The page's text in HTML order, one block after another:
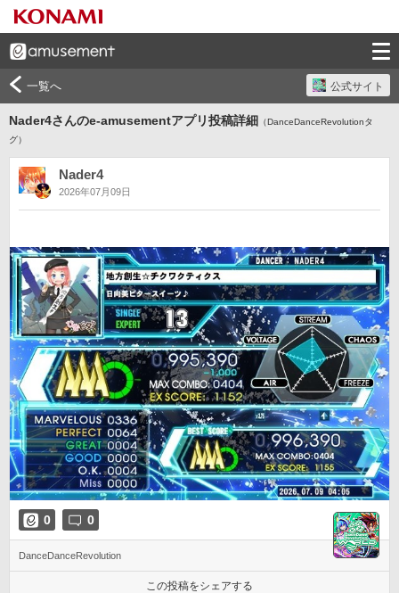
一覧へ 公式サイト
Nader4さんのe-amusementアプリ投稿詳細 （DanceDanceRevolutionタ
グ）
Nader4
2026年07月09日
0 0
DanceDanceRevolution
この投稿をシェアする